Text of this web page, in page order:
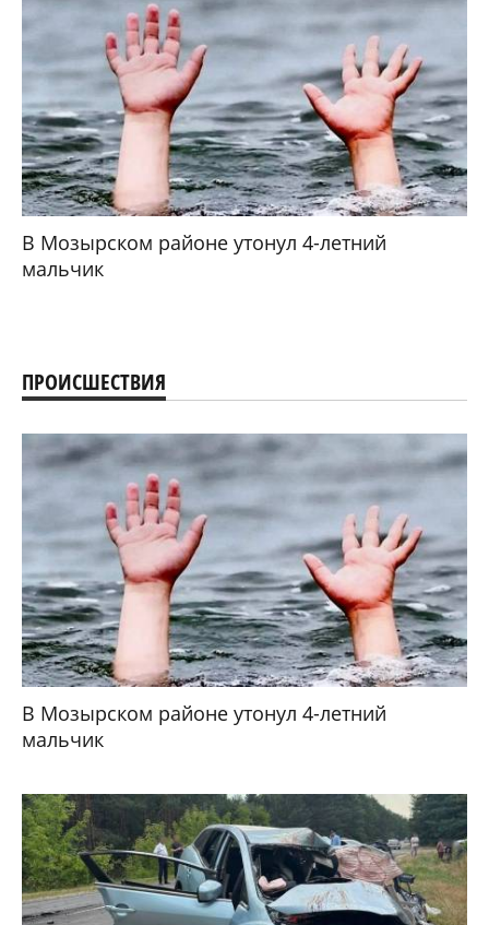
В Мозырском районе утонул 4-летний
мальчик
ПРОИСШЕСТВИЯ
В Мозырском районе утонул 4-летний
мальчик